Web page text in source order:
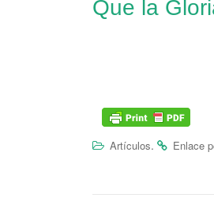
Que la
Artículos. Enlace